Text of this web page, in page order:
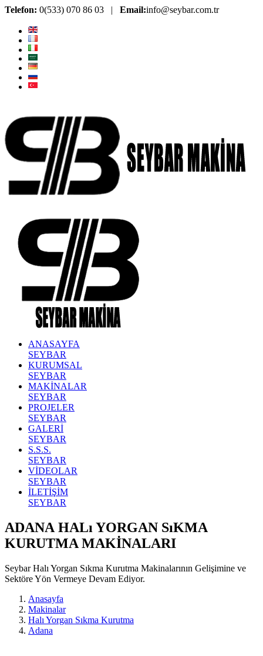
Telefon: 0(533) 070 86 03 | Email:info@seybar.com.tr
ANASAYFA
SEYBAR
KURUMSAL
SEYBAR
MAKİNALAR
SEYBAR
PROJELER
SEYBAR
GALERİ
SEYBAR
S.S.S.
SEYBAR
VİDEOLAR
SEYBAR
İLETİŞİM
SEYBAR
ADANA HALı YORGAN SıKMA
KURUTMA MAKİNALARI
Seybar Halı Yorgan Sıkma Kurutma Makinalarının Gelişimine ve
Sektöre Yön Vermeye Devam Ediyor.
Anasayfa
Makinalar
Halı Yorgan Sıkma Kurutma
Adana